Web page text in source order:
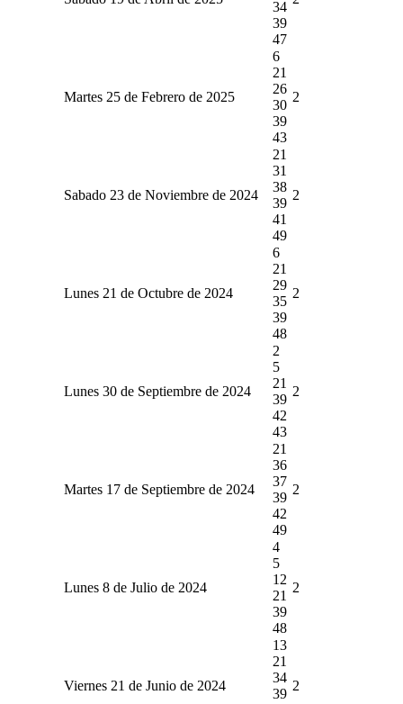
34
39
47
Martes 25 de Febrero de 2025
6
21
26
30
39
43
2
Sabado 23 de Noviembre de 2024
21
31
38
39
41
49
2
Lunes 21 de Octubre de 2024
6
21
29
35
39
48
2
Lunes 30 de Septiembre de 2024
2
5
21
39
42
43
2
Martes 17 de Septiembre de 2024
21
36
37
39
42
49
2
Lunes 8 de Julio de 2024
4
5
12
21
39
48
2
Viernes 21 de Junio de 2024
13
21
34
39
2